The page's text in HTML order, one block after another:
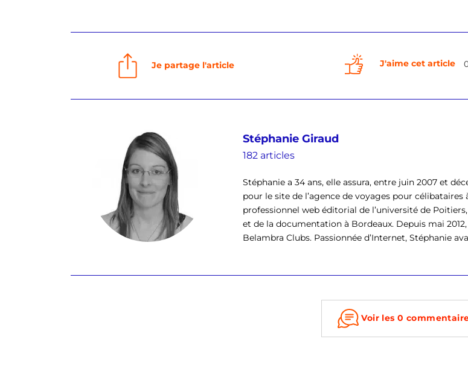
Je partage l'article J'aime cet article
Stéphanie Giraud
182 articles
Stéphanie a 34 ans, elle assura, entre juin 2007 et
pour le site de l’agence de voyages pour
professionnel web éditorial de l’université de
et de la documentation à Bordeaux. Depuis mai
Belambra Clubs. Passionnée d’Internet, Stéphanie
Voir les 0